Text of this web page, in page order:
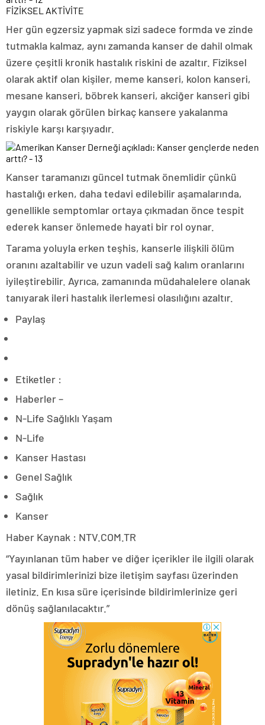
FİZİKSEL AKTİVİTE
Her gün egzersiz yapmak sizi sadece formda ve zinde
tutmakla kalmaz, aynı zamanda kanser de dahil olmak
üzere çeşitli kronik hastalık riskini de azaltır. Fiziksel
olarak aktif olan kişiler, meme kanseri, kolon kanseri,
mesane kanseri, böbrek kanseri, akciğer kanseri gibi
yaygın olarak görülen birkaç kansere yakalanma
riskiyle karşı karşıyadır.
Kanser taramanızı güncel tutmak önemlidir çünkü
hastalığı erken, daha tedavi edilebilir aşamalarında,
genellikle semptomlar ortaya çıkmadan önce tespit
ederek kanser önlemede hayati bir rol oynar.
Tarama yoluyla erken teşhis, kanserle ilişkili ölüm
oranını azaltabilir ve uzun vadeli sağ kalım oranlarını
iyileştirebilir. Ayrıca, zamanında müdahalelere olanak
tanıyarak ileri hastalık ilerlemesi olasılığını azaltır.
Paylaş
Etiketler :
Haberler –
N-Life Sağlıklı Yaşam
N-Life
Kanser Hastası
Genel Sağlık
Sağlık
Kanser
Haber Kaynak : NTV.COM.TR
“Yayınlanan tüm haber ve diğer içerikler ile ilgili olarak
yasal bildirimlerinizi bize iletişim sayfası üzerinden
iletiniz. En kısa süre içerisinde bildirimlerinize geri
dönüş sağlanılacaktır.”